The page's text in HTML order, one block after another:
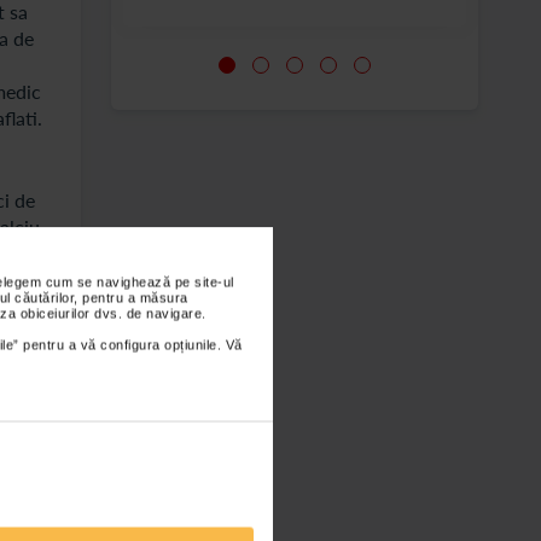
cum se navighează pe site-ul
căutărilor, pentru a măsura
obiceiurilor dvs. de navigare.
pentru a vă configura opțiunile. Vă
sa
de
de
si
si
lipsa